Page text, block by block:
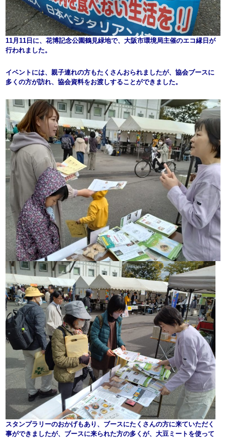
11月11日に、花博記念公園鶴見緑地で、大阪市環境局主催のエコ縁日が
行われました。
イベントには、親子連れの方もたくさんおられましたが、協会ブースに
多くの方が訪れ、協会資料をお渡しすることができました。
スタンプラリーのおかげもあり、ブースにたくさんの方に来ていただく
事ができましたが、ブースに来られた方の多くが、大豆ミートを使って